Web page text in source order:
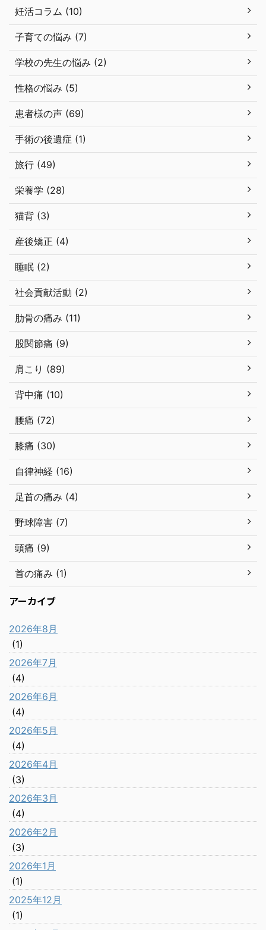
妊活コラム (10)
子育ての悩み (7)
学校の先生の悩み (2)
性格の悩み (5)
患者様の声 (69)
手術の後遺症 (1)
旅行 (49)
栄養学 (28)
猫背 (3)
産後矯正 (4)
睡眠 (2)
社会貢献活動 (2)
肋骨の痛み (11)
股関節痛 (9)
肩こり (89)
背中痛 (10)
腰痛 (72)
膝痛 (30)
自律神経 (16)
足首の痛み (4)
野球障害 (7)
頭痛 (9)
首の痛み (1)
アーカイブ
2026年8月
(1)
2026年7月
(4)
2026年6月
(4)
2026年5月
(4)
2026年4月
(3)
2026年3月
(4)
2026年2月
(3)
2026年1月
(1)
2025年12月
(1)